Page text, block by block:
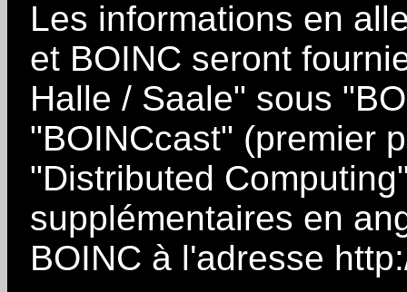
Les informations en
et BOINC seront
Halle / Saale" sous
"BOINCcast" (premier
"Distributed
supplémentaires en
BOINC à l'adresse